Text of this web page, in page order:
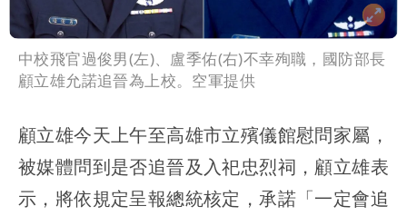
中校飛官過俊男(左)、盧季佑(右)不幸殉職，國防部長
顧立雄允諾追晉為上校。空軍提供
顧立雄今天上午至高雄市立殯儀館慰問家屬，
被媒體問到是否追晉及入祀忠烈祠，顧立雄表
示，將依規定呈報總統核定，承諾「一定會追